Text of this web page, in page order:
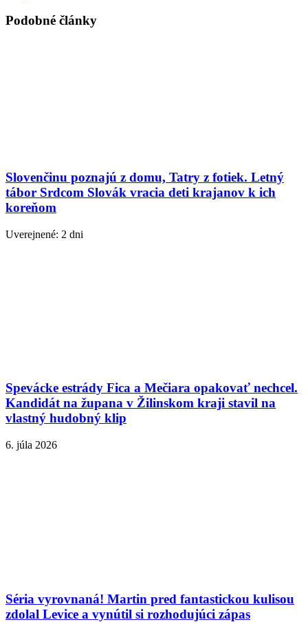
Podobné články
Slovenčinu poznajú z domu, Tatry z fotiek. Letný
tábor Srdcom Slovák vracia deti krajanov k ich
koreňom
Uverejnené: 2 dni
Spevácke estrády Fica a Mečiara opakovať nechcel.
Kandidát na župana v Žilinskom kraji stavil na
vlastný hudobný klip
6. júla 2026
Séria vyrovnaná! Martin pred fantastickou kulisou
zdolal Levice a vynútil si rozhodujúci zápas